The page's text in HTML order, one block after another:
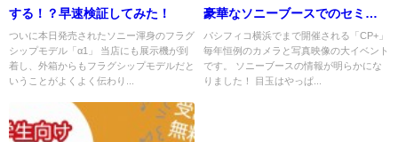
する！？早速検証してみた！
ついに本日発売されたソニー渾身のフラグ
シップモデル「α1」 当店にも展示機が到
着し、外箱からもフラグシップモデルだと
いうことがよくよく伝わり...
豪華なソニーブースでのセミナ
ーの講師の方々をご紹介しま
す！
パシフィコ横浜でまで開催される「CP+」
毎年恒例のカメラと写真映像の大イベント
です。 ソニーブースの情報が明らかにな
りました！ 目玉はやっぱ...